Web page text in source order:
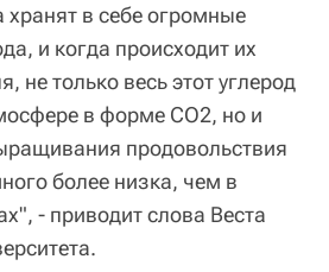
хранят в себе огромные
и когда происходит их
не только весь этот углерод
в форме СО2, но и
продовольствия
более низка, чем в
- приводит слова Веста